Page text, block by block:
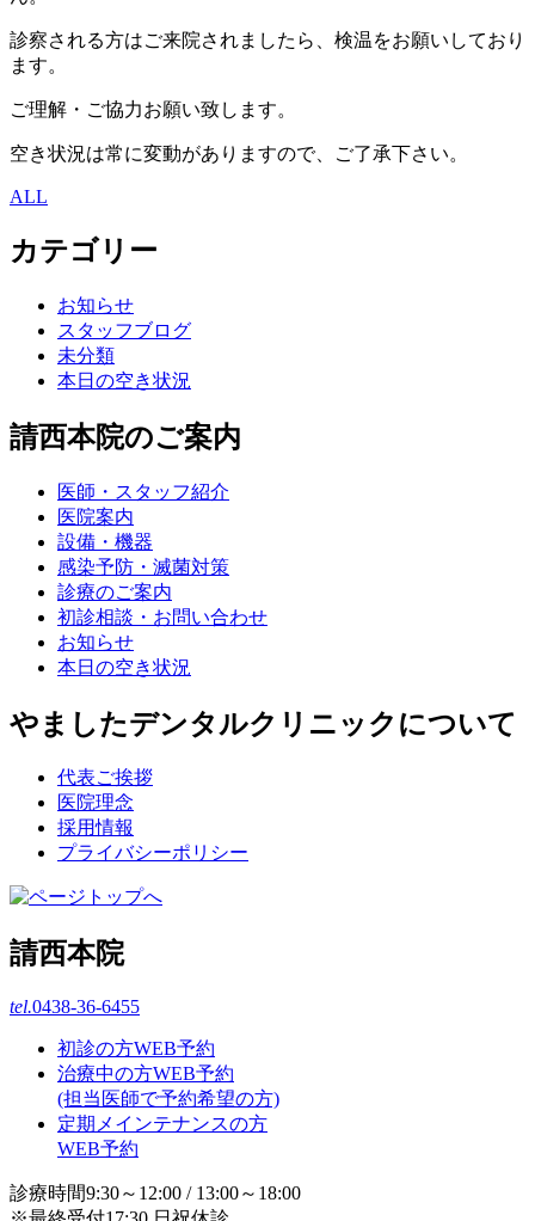
診察される方はご来院されましたら、検温をお願いしており
ます。
ご理解・ご協力お願い致します。
空き状況は常に変動がありますので、ご了承下さい。
ALL
カテゴリー
お知らせ
スタッフブログ
未分類
本日の空き状況
請西本院のご案内
医師・スタッフ紹介
医院案内
設備・機器
感染予防・滅菌対策
診療のご案内
初診相談・お問い合わせ
お知らせ
本日の空き状況
やましたデンタルクリニックについて
代表ご挨拶
医院理念
採用情報
プライバシーポリシー
請西本院
tel.0438-36-6455
初診の方WEB予約
治療中の方WEB予約
(担当医師で予約希望の方)
定期メインテナンスの方
WEB予約
診療時間9:30～12:00 / 13:00～18:00